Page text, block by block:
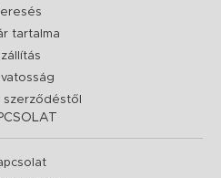
tartalma
szerződéstől